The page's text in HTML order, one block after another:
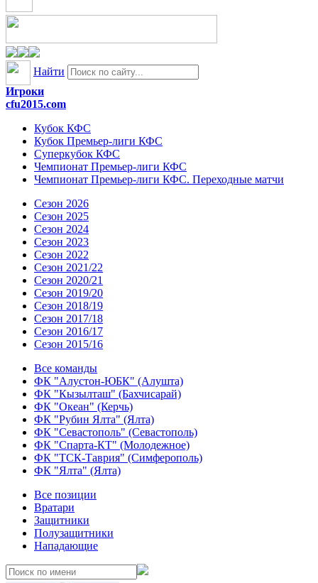
Найти
Игроки
cfu2015.com
Кубок КФС
Кубок Премьер-лиги КФС
Суперкубок КФС
Чемпионат Премьер-лиги КФС
Чемпионат Премьер-лиги КФС. Переходные матчи
Сезон 2026
Сезон 2025
Сезон 2024
Сезон 2023
Сезон 2022
Сезон 2021/22
Сезон 2020/21
Сезон 2019/20
Сезон 2018/19
Сезон 2017/18
Сезон 2016/17
Сезон 2015/16
Все команды
ФК "Алустон-ЮБК" (Алушта)
ФК "Кызылташ" (Бахчисарай)
ФК "Океан" (Керчь)
ФК "Рубин Ялта" (Ялта)
ФК "Севастополь" (Севастополь)
ФК "Спарта-КТ" (Молодежное)
ФК "ТСК-Таврия" (Симферополь)
ФК "Ялта" (Ялта)
Все позиции
Вратари
Защитники
Полузащитники
Нападающие